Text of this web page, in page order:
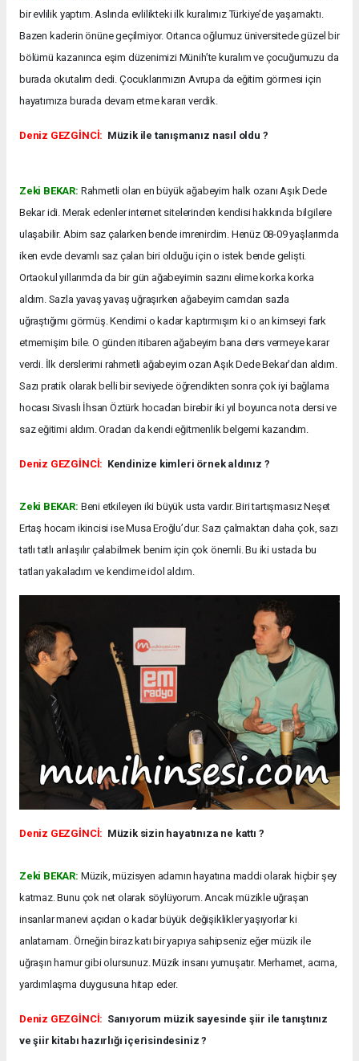
bir evlilik yaptım. Aslında evlilikteki ilk kuralımız Türkiye’de yaşamaktı.
Bazen kaderin önüne geçilmiyor. Ortanca oğlumuz üniversitede güzel bir
bölümü kazanınca eşim düzenimizi Münih’te kuralım ve çocuğumuzu da
burada okutalım dedi. Çocuklarımızın Avrupa da eğitim görmesi için
hayatımıza burada devam etme kararı verdik.
Deniz GEZGİNCİ: Müzik ile tanışmanız nasıl oldu ?
Zeki BEKAR: Rahmetli olan en büyük ağabeyim halk ozanı Aşık Dede
Bekar idi. Merak edenler internet sitelerinden kendisi hakkında bilgilere
ulaşabilir. Abim saz çalarken bende imrenirdim. Henüz 08-09 yaşlarımda
iken evde devamlı saz çalan biri olduğu için o istek bende gelişti.
Ortaokul yıllarımda da bir gün ağabeyimin sazını elime korka korka
aldım. Sazla yavaş yavaş uğraşırken ağabeyim camdan sazla
uğraştığımı görmüş. Kendimi o kadar kaptırmışım ki o an kimseyi fark
etmemişim bile. O günden itibaren ağabeyim bana ders vermeye karar
verdi. İlk derslerimi rahmetli ağabeyim ozan Aşık Dede Bekar’dan aldım.
Sazı pratik olarak belli bir seviyede öğrendikten sonra çok iyi bağlama
hocası Sivaslı İhsan Öztürk hocadan birebir iki yıl boyunca nota dersi ve
saz eğitimi aldım. Oradan da kendi eğitmenlik belgemi kazandım.
Deniz GEZGİNCİ: Kendinize kimleri örnek aldınız ?
Zeki BEKAR: Beni etkileyen iki büyük usta vardır. Biri tartışmasız Neşet
Ertaş hocam ikincisi ise Musa Eroğlu’dur. Sazı çalmaktan daha çok, sazı
tatlı tatlı anlaşılır çalabilmek benim için çok önemli. Bu iki ustada bu
tatları yakaladım ve kendime idol aldım.
Deniz GEZGİNCİ: Müzik sizin hayatınıza ne kattı ?
Zeki BEKAR: Müzik, müzisyen adamın hayatına maddi olarak hiçbir şey
katmaz. Bunu çok net olarak söylüyorum. Ancak müzikle uğraşan
insanlar manevi açıdan o kadar büyük değişiklikler yaşıyorlar ki
anlatamam. Örneğin biraz katı bir yapıya sahipseniz eğer müzik ile
uğraşın hamur gibi olursunuz. Müzik insanı yumuşatır. Merhamet, acıma,
yardımlaşma duygusuna hitap eder.
Deniz GEZGİNCİ: Sanıyorum müzik sayesinde şiir ile tanıştınız
ve şiir kitabı hazırlığı içerisindesiniz ?